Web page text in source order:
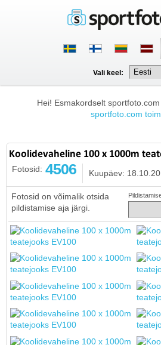
Vali keel:
Hei! Esmakordselt
sportfoto.com
Koolidevaheline 100 x 1000m
Fotosid: 4506 Kuupäev:
Fotosid on võimalik otsida
pildistamise aja järgi.